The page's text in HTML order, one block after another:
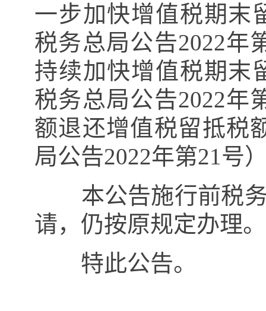
一步加快增值税期末
税务总局公告2022年
持续加快增值税期末
税务总局公告2022年
额退还增值税留抵税
局公告2022年第21号
本公告施行前税务
请，仍按原规定办理。
特此公告。